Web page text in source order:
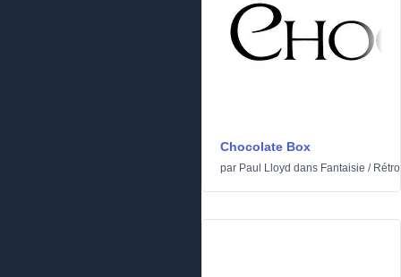
Chocolate Box
par Paul Lloyd dans Fantaisie / Rétro